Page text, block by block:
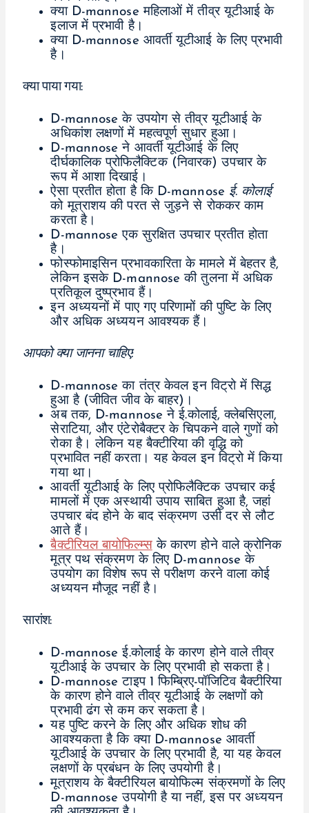
क्या D-mannose महिलाओं में तीव्र यूटीआई के
इलाज में प्रभावी है।
क्या D-mannose आवर्ती यूटीआई के लिए प्रभावी
है।
क्या पाया गया:
D-mannose के उपयोग से तीव्र यूटीआई के
अधिकांश लक्षणों में महत्वपूर्ण सुधार हुआ।
D-mannose ने आवर्ती यूटीआई के लिए
दीर्घकालिक प्रोफिलैक्टिक (निवारक) उपचार के
रूप में आशा दिखाई।
ऐसा प्रतीत होता है कि D-mannose ई. कोलाई
को मूत्राशय की परत से जुड़ने से रोककर काम
करता है।
D-mannose एक सुरक्षित उपचार प्रतीत होता
है।
फोस्फोमाइसिन प्रभावकारिता के मामले में बेहतर है,
लेकिन इसके D-mannose की तुलना में अधिक
प्रतिकूल दुष्प्रभाव हैं।
इन अध्ययनों में पाए गए परिणामों की पुष्टि के लिए
और अधिक अध्ययन आवश्यक हैं।
आपको क्या जानना चाहिए:
D-mannose का तंत्र केवल इन विट्रो में सिद्ध
हुआ है (जीवित जीव के बाहर)।
अब तक, D-mannose ने ई.कोलाई, क्लेबसिएला,
सेराटिया, और एंटेरोबैक्टर के चिपकने वाले गुणों को
रोका है। लेकिन यह बैक्टीरिया की वृद्धि को
प्रभावित नहीं करता। यह केवल इन विट्रो में किया
गया था।
आवर्ती यूटीआई के लिए प्रोफिलैक्टिक उपचार कई
मामलों में एक अस्थायी उपाय साबित हुआ है, जहां
उपचार बंद होने के बाद संक्रमण उसी दर से लौट
आते हैं।
बैक्टीरियल बायोफिल्म्सके कारण होने वाले क्रोनिक
मूत्र पथ संक्रमण के लिए D-mannose के
उपयोग का विशेष रूप से परीक्षण करने वाला कोई
अध्ययन मौजूद नहीं है।
सारांश:
D-mannose ई.कोलाई के कारण होने वाले तीव्र
यूटीआई के उपचार के लिए प्रभावी हो सकता है।
D-mannose टाइप 1 फिम्ब्रिए-पॉजिटिव बैक्टीरिया
के कारण होने वाले तीव्र यूटीआई के लक्षणों को
प्रभावी ढंग से कम कर सकता है।
यह पुष्टि करने के लिए और अधिक शोध की
आवश्यकता है कि क्या D-mannose आवर्ती
यूटीआई के उपचार के लिए प्रभावी है, या यह केवल
लक्षणों के प्रबंधन के लिए उपयोगी है।
मूत्राशय के बैक्टीरियल बायोफिल्म संक्रमणों के लिए
D-mannose उपयोगी है या नहीं, इस पर अध्ययन